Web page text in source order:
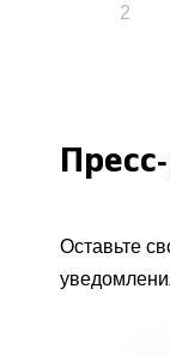
2
Оставьте